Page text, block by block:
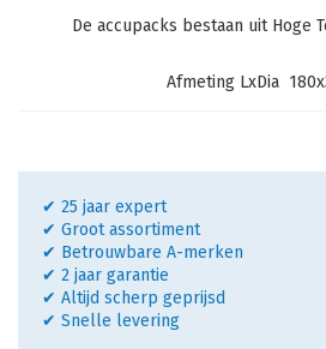
De accupacks bestaan uit Hoge
Afmeting LxDia
✔ 25 jaar expert
✔ Groot assortiment
✔ Betrouwbare A-merken
✔ 2 jaar garantie
✔ Altijd scherp geprijsd
✔ Snelle levering